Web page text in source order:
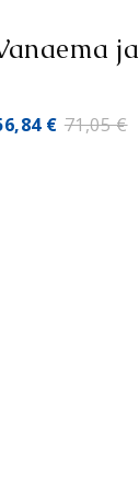
ja
71,05€
€Praegune